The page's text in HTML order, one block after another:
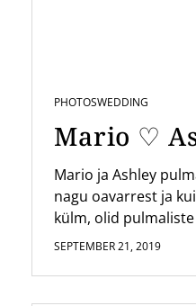
PHOTOSWEDDING
Mario ♡
Mario ja Ashley
nagu oavarrest ja
külm, olid
SEPTEMBER 21, 2019